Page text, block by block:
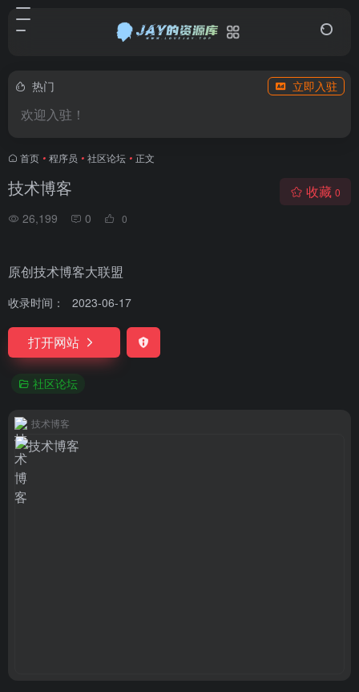
热门 立即入驻
欢迎入驻！
首页 • 程序员 • 社区论坛 • 正文
技术博客
26,199 0 0
收藏 0
原创技术博客大联盟
收录时间： 2023-06-17
打开网站
社区论坛
技术博客